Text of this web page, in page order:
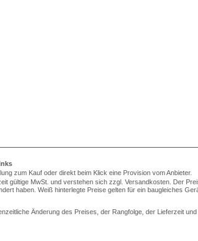
zum Kauf oder direkt beim Klick eine Provision vom Anbieter.
gültige MwSt. und verstehen sich zzgl. Versandkosten. Der
haben. Weiß hinterlegte Preise gelten für ein baugleiches
Änderung des Preises, der Rangfolge, der Lieferzeit